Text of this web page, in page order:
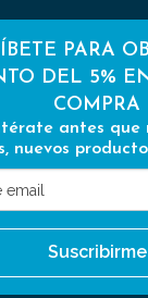
PARA
DEL 5%
COMPRA
antes
nuevos
Suscribirme